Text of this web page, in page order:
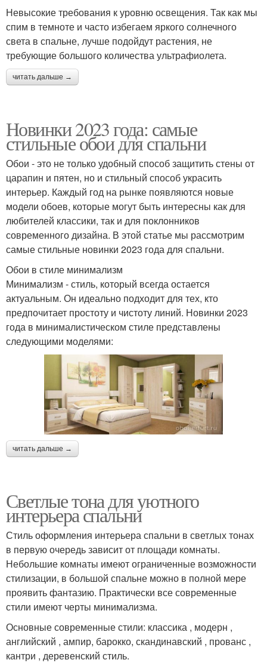
Невысокие требования к уровню освещения. Так как мы
спим в темноте и часто избегаем яркого солнечного
света в спальне, лучше подойдут растения, не
требующие большого количества ультрафиолета.
читать дальше →
Новинки 2023 года: самые
стильные обои для спальни
Обои - это не только удобный способ защитить стены от
царапин и пятен, но и стильный способ украсить
интерьер. Каждый год на рынке появляются новые
модели обоев, которые могут быть интересны как для
любителей классики, так и для поклонников
современного дизайна. В этой статье мы рассмотрим
самые стильные новинки 2023 года для спальни.
Обои в стиле минимализм
Минимализм - стиль, который всегда остается
актуальным. Он идеально подходит для тех, кто
предпочитает простоту и чистоту линий. Новинки 2023
года в минималистическом стиле представлены
следующими моделями:
читать дальше →
Светлые тона для уютного
интерьера спальни
Стиль оформления интерьера спальни в светлых тонах
в первую очередь зависит от площади комнаты.
Небольшие комнаты имеют ограниченные возможности
стилизации, в большой спальне можно в полной мере
проявить фантазию. Практически все современные
стили имеют черты минимализма.
Основные современные стили: классика , модерн ,
английский , ампир, барокко, скандинавский , прованс ,
кантри , деревенский стиль.